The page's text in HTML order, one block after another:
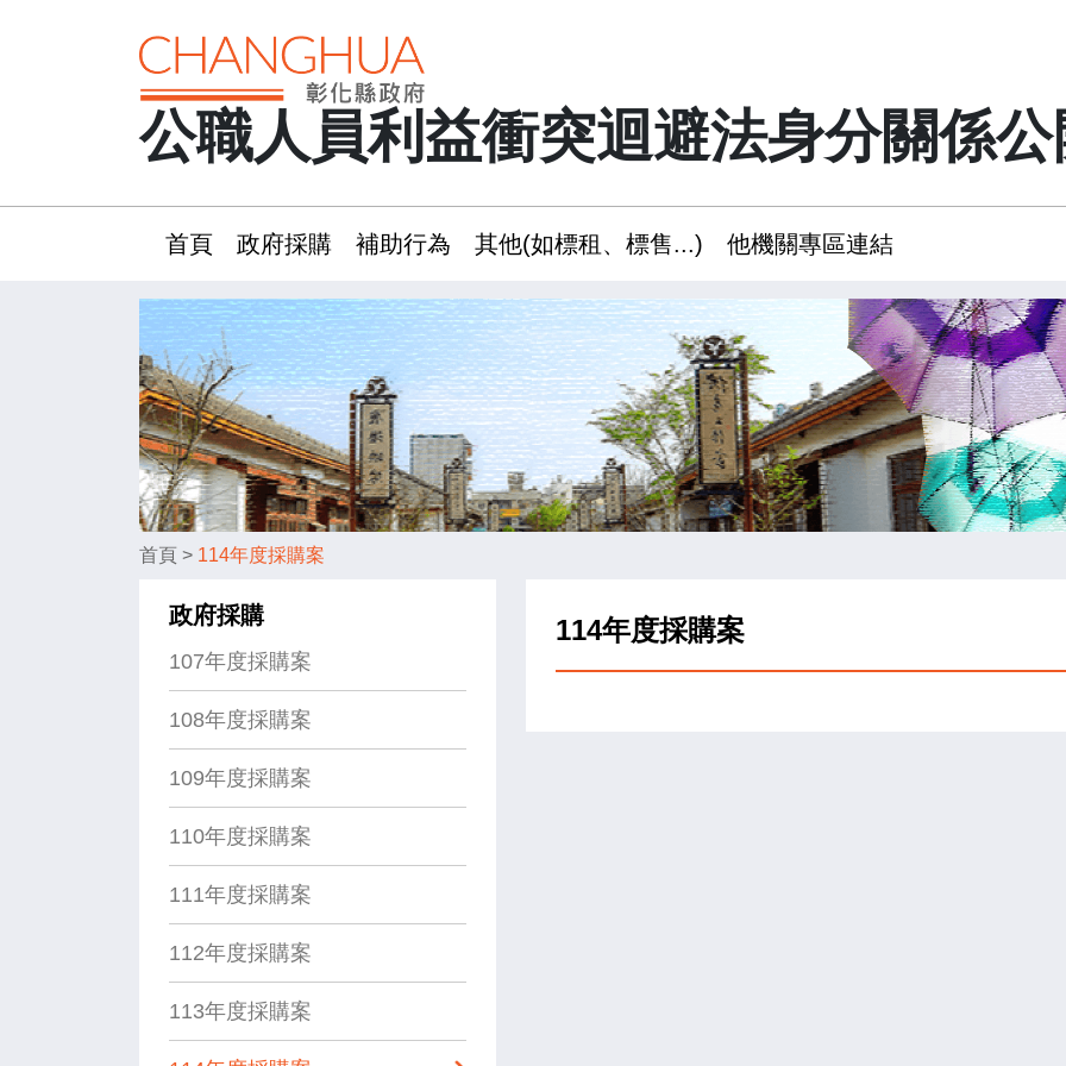
公職人員利益衝突迴避法身分關係
首頁 政府採購 補助行為 其他(如標租、標售...) 他機關專區連結
首頁 > 114年度採購案
政府採購
107年度採購案
108年度採購案
109年度採購案
110年度採購案
111年度採購案
112年度採購案
113年度採購案
114年度採購案